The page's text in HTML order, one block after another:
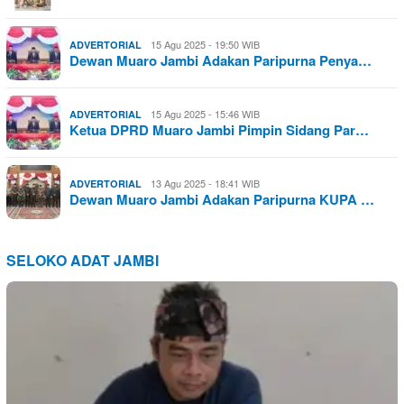
ADVERTORIAL 15 Agu 2025 - 19:50 WIB
Dewan Muaro Jambi Adakan Paripurna Penya…
ADVERTORIAL 15 Agu 2025 - 15:46 WIB
Ketua DPRD Muaro Jambi Pimpin Sidang Par…
ADVERTORIAL 13 Agu 2025 - 18:41 WIB
Dewan Muaro Jambi Adakan Paripurna KUPA …
SELOKO ADAT JAMBI